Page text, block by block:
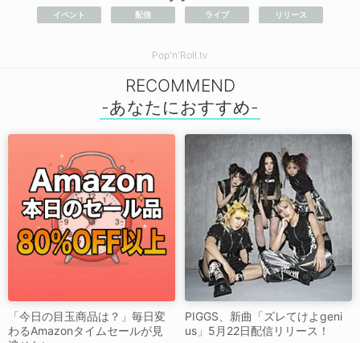
イベント 配信 ライブ リリース
Pop'n'Roll.tv
RECOMMEND
「今日の目玉商品は？」毎日変
わるAmazonタイムセールが見
PIGGS、新曲「ズレてけよgeni
us」5月22日配信リリース！